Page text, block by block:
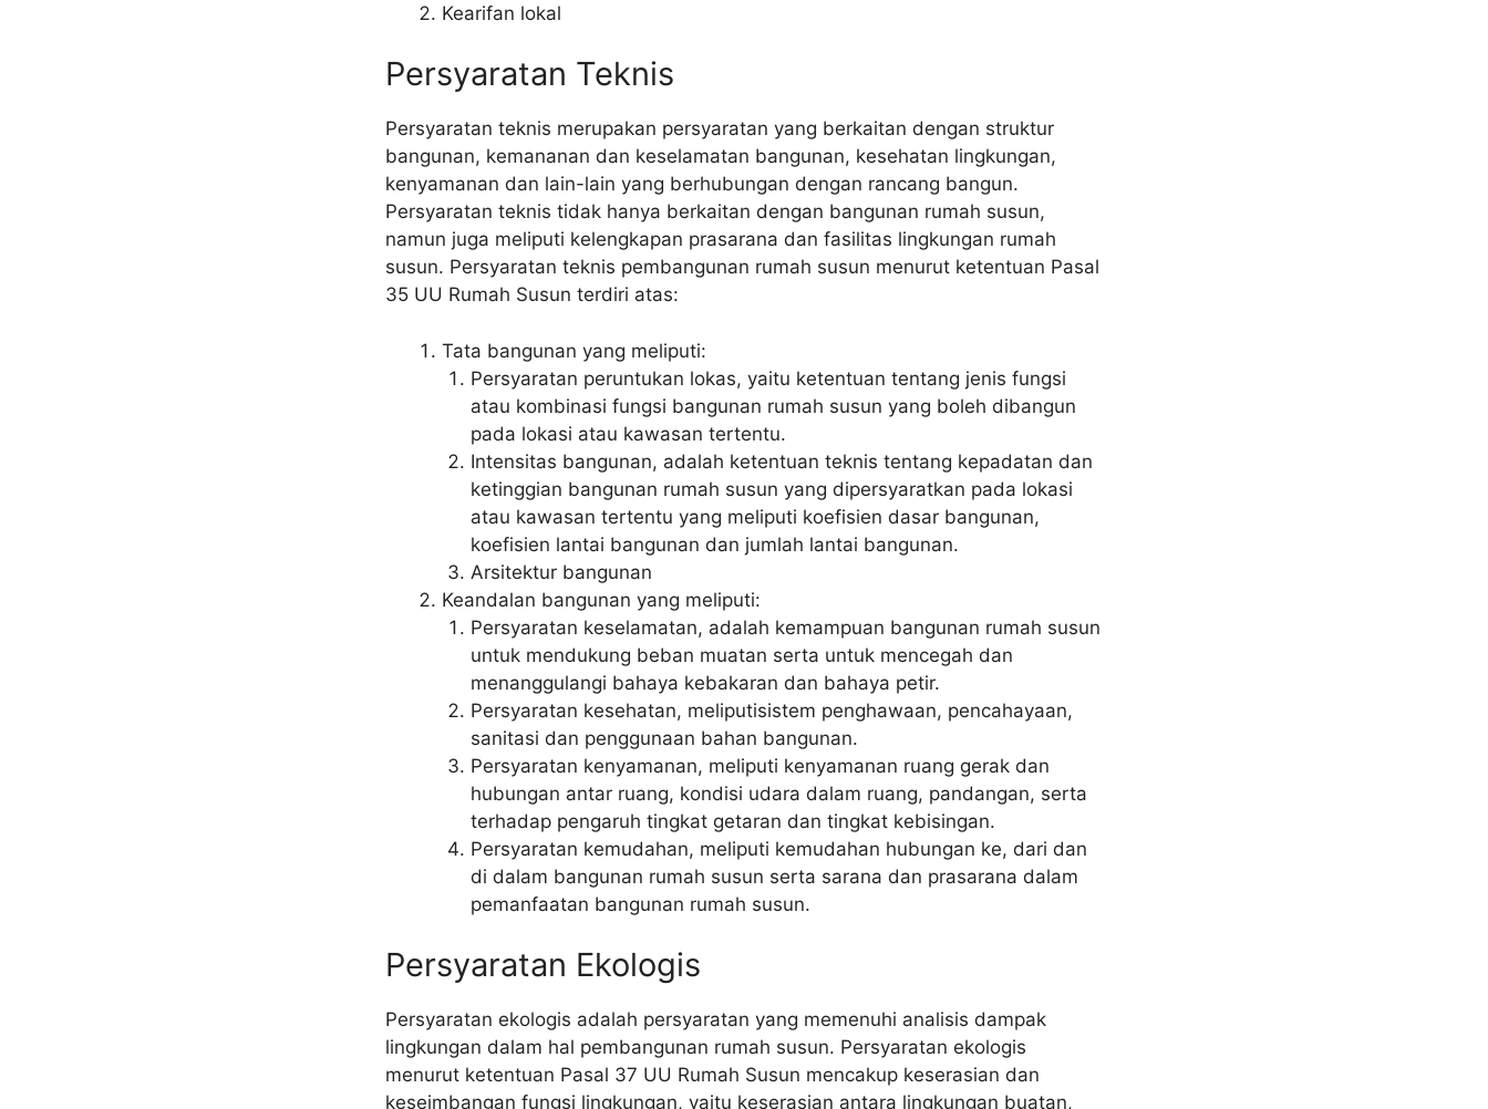
Kearifan lokal
Persyaratan Teknis
Persyaratan teknis merupakan persyaratan yang berkaitan dengan struktur
bangunan, kemananan dan keselamatan bangunan, kesehatan lingkungan,
kenyamanan dan lain-lain yang berhubungan dengan rancang bangun.
Persyaratan teknis tidak hanya berkaitan dengan bangunan rumah susun,
namun juga meliputi kelengkapan prasarana dan fasilitas lingkungan rumah
susun. Persyaratan teknis pembangunan rumah susun menurut ketentuan Pasal
35 UU Rumah Susun terdiri atas:
Tata bangunan yang meliputi:
Persyaratan peruntukan lokas, yaitu ketentuan tentang jenis fungsi
atau kombinasi fungsi bangunan rumah susun yang boleh dibangun
pada lokasi atau kawasan tertentu.
Intensitas bangunan, adalah ketentuan teknis tentang kepadatan dan
ketinggian bangunan rumah susun yang dipersyaratkan pada lokasi
atau kawasan tertentu yang meliputi koefisien dasar bangunan,
koefisien lantai bangunan dan jumlah lantai bangunan.
Arsitektur bangunan
Keandalan bangunan yang meliputi:
Persyaratan keselamatan, adalah kemampuan bangunan rumah susun
untuk mendukung beban muatan serta untuk mencegah dan
menanggulangi bahaya kebakaran dan bahaya petir.
Persyaratan kesehatan, meliputisistem penghawaan, pencahayaan,
sanitasi dan penggunaan bahan bangunan.
Persyaratan kenyamanan, meliputi kenyamanan ruang gerak dan
hubungan antar ruang, kondisi udara dalam ruang, pandangan, serta
terhadap pengaruh tingkat getaran dan tingkat kebisingan.
Persyaratan kemudahan, meliputi kemudahan hubungan ke, dari dan
di dalam bangunan rumah susun serta sarana dan prasarana dalam
pemanfaatan bangunan rumah susun.
Persyaratan Ekologis
Persyaratan ekologis adalah persyaratan yang memenuhi analisis dampak
lingkungan dalam hal pembangunan rumah susun. Persyaratan ekologis
menurut ketentuan Pasal 37 UU Rumah Susun mencakup keserasian dan
keseimbangan fungsi lingkungan, yaitu keserasian antara lingkungan buatan,